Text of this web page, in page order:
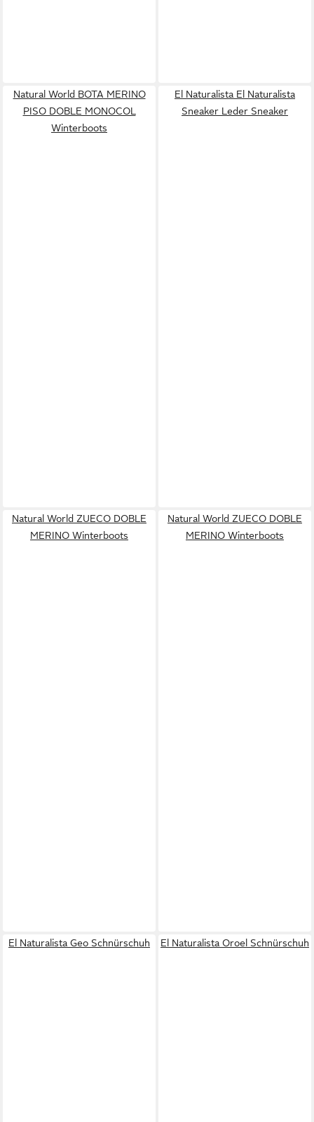
Natural World BOTA MERINO
PISO DOBLE MONOCOL
Winterboots
El Naturalista El Naturalista
Sneaker Leder Sneaker
Natural World ZUECO DOBLE
MERINO Winterboots
Natural World ZUECO DOBLE
MERINO Winterboots
El Naturalista Geo Schnürschuh El Naturalista Oroel Schnürschuh